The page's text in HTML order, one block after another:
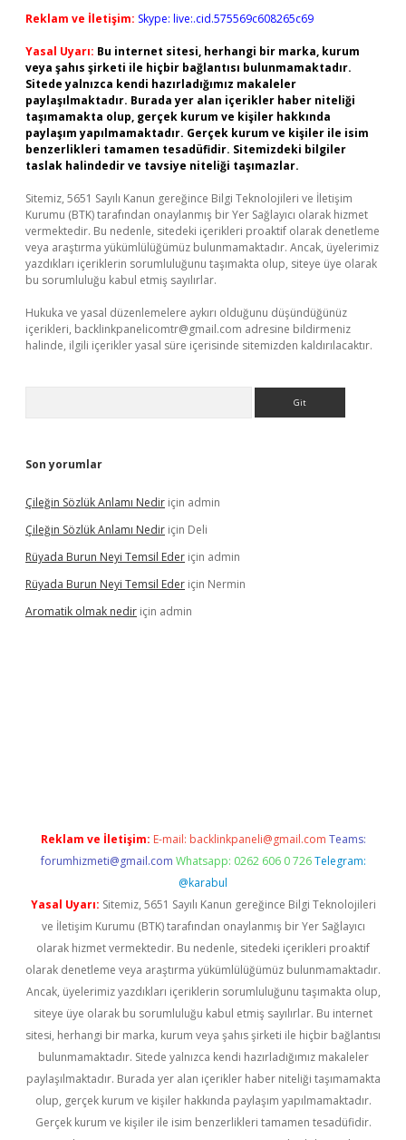
Reklam ve İletişim: Skype: live:.cid.575569c608265c69
Yasal Uyarı: Bu internet sitesi, herhangi bir marka, kurum
veya şahıs şirketi ile hiçbir bağlantısı bulunmamaktadır.
Sitede yalnızca kendi hazırladığımız makaleler
paylaşılmaktadır. Burada yer alan içerikler haber niteliği
taşımamakta olup, gerçek kurum ve kişiler hakkında
paylaşım yapılmamaktadır. Gerçek kurum ve kişiler ile isim
benzerlikleri tamamen tesadüfidir. Sitemizdeki bilgiler
taslak halindedir ve tavsiye niteliği taşımazlar.
Sitemiz, 5651 Sayılı Kanun gereğince Bilgi Teknolojileri ve İletişim
Kurumu (BTK) tarafından onaylanmış bir Yer Sağlayıcı olarak hizmet
vermektedir. Bu nedenle, sitedeki içerikleri proaktif olarak denetleme
veya araştırma yükümlülüğümüz bulunmamaktadır. Ancak, üyelerimiz
yazdıkları içeriklerin sorumluluğunu taşımakta olup, siteye üye olarak
bu sorumluluğu kabul etmiş sayılırlar.
Hukuka ve yasal düzenlemelere aykırı olduğunu düşündüğünüz
içerikleri, backlinkpanelicomtr@gmail.com adresine bildirmeniz
halinde, ilgili içerikler yasal süre içerisinde sitemizden kaldırılacaktır.
Son yorumlar
Çileğin Sözlük Anlamı Nedir için admin
Çileğin Sözlük Anlamı Nedir için Deli
Rüyada Burun Neyi Temsil Eder için admin
Rüyada Burun Neyi Temsil Eder için Nermin
Aromatik olmak nedir için admin
Reklam ve İletişim: E-mail: backlinkpaneli@gmail.com Teams:
forumhizmeti@gmail.com Whatsapp: 0262 606 0 726 Telegram:
@karabul
Yasal Uyarı: Sitemiz, 5651 Sayılı Kanun gereğince Bilgi Teknolojileri
ve İletişim Kurumu (BTK) tarafından onaylanmış bir Yer Sağlayıcı
olarak hizmet vermektedir. Bu nedenle, sitedeki içerikleri proaktif
olarak denetleme veya araştırma yükümlülüğümüz bulunmamaktadır.
Ancak, üyelerimiz yazdıkları içeriklerin sorumluluğunu taşımakta olup,
siteye üye olarak bu sorumluluğu kabul etmiş sayılırlar. Bu internet
sitesi, herhangi bir marka, kurum veya şahıs şirketi ile hiçbir bağlantısı
bulunmamaktadır. Sitede yalnızca kendi hazırladığımız makaleler
paylaşılmaktadır. Burada yer alan içerikler haber niteliği taşımamakta
olup, gerçek kurum ve kişiler hakkında paylaşım yapılmamaktadır.
Gerçek kurum ve kişiler ile isim benzerlikleri tamamen tesadüfidir.